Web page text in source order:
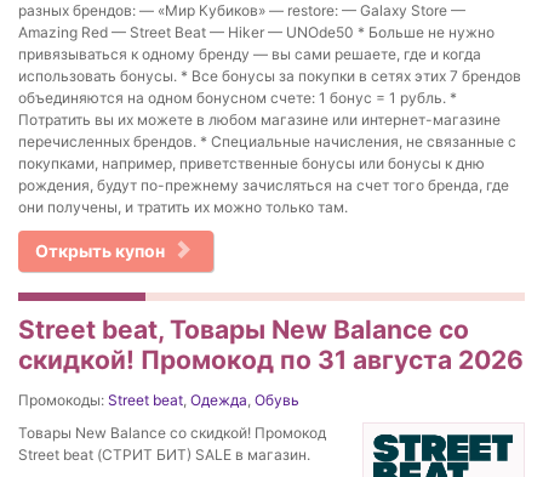
разных брендов: — «Мир Кубиков» — restore: — Galaxy Store —
Amazing Red — Street Beat — Hiker — UNOde50 * Больше не нужно
привязываться к одному бренду — вы сами решаете, где и когда
использовать бонусы. * Все бонусы за покупки в сетях этих 7 брендов
объединяются на одном бонусном счете: 1 бонус = 1 рубль. *
Потратить вы их можете в любом магазине или интернет-магазине
перечисленных брендов. * Специальные начисления, не связанные с
покупками, например, приветственные бонусы или бонусы к дню
рождения, будут по-прежнему зачисляться на счет того бренда, где
они получены, и тратить их можно только там.
Открыть купон
Street beat, Товары New Balance со
скидкой! Промокод по 31 августа 2026
Промокоды: Street beat, Одежда, Обувь
Товары New Balance со скидкой! Промокод
Street beat (СТРИТ БИТ) SALE в магазин.